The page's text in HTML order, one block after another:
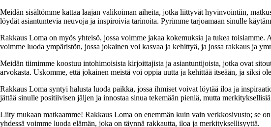
Meidän sisältömme kattaa laajan valikoiman aiheita, jotka liittyvät hyvinvointiin,
löydät asiantuntevia neuvoja ja inspiroivia tarinoita. Pyrimme tarjoamaan sinulle
Rakkaus Loma on myös yhteisö, jossa voimme jakaa kokemuksia ja tukea
voimme luoda ympäristön, jossa jokainen voi kasvaa ja kehittyä, ja jossa rakkaus ja
Meidän tiimimme koostuu intohimoisista kirjoittajista ja asiantuntijoista, jotka ovat
arvokasta. Uskomme, että jokainen meistä voi oppia uutta ja kehittää itseään, ja siksi
Rakkaus Loma syntyi halusta luoda paikka, jossa ihmiset voivat löytää iloa ja
jättää sinulle positiivisen jäljen ja innostaa sinua tekemään pieniä, mutta
Liity mukaan matkaamme! Rakkaus Loma on enemmän kuin vain verkkosivusto; se
yhdessä voimme luoda elämän, joka on täynnä rakkautta, iloa ja merkityksellisyyttä.